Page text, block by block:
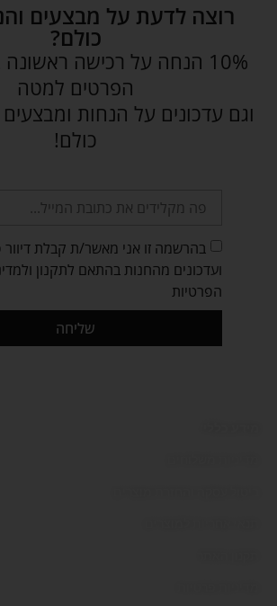
רוצה לדעת על מבצעים
כולם?
10% הנחה על רכישה
הפרטים למטה
וגם עדכונים על הנחות ומבצעים
כולם!
בהרשמה זו אני מאשר/ת קבלת דיוור
ועדכונים מהחנות בהתאם לתקנון
הפרטיות
שליחה